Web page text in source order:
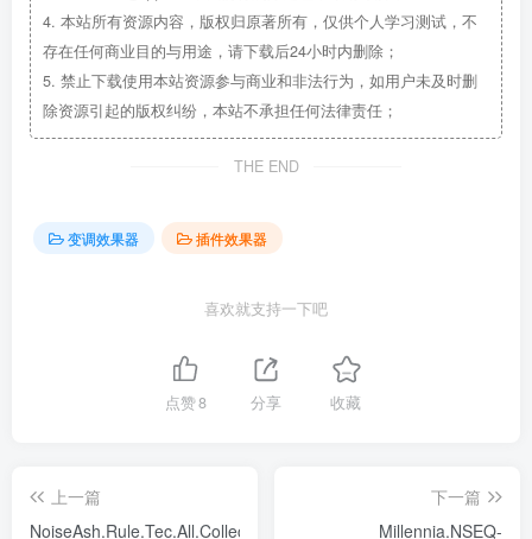
4. 本站所有资源内容，版权归原著所有，仅供个人学习测试，不
存在任何商业目的与用途，请下载后24小时内删除；
5. 禁止下载使用本站资源参与商业和非法行为，如用户未及时删
除资源引起的版权纠纷，本站不承担任何法律责任；
THE END
变调效果器 插件效果器
喜欢就支持一下吧
点赞8 分享 收藏
上一篇
NoiseAsh.Rule.Tec.All.Collection.v1.1.Incl.Keygen-
下一篇
Millennia.NSEQ-